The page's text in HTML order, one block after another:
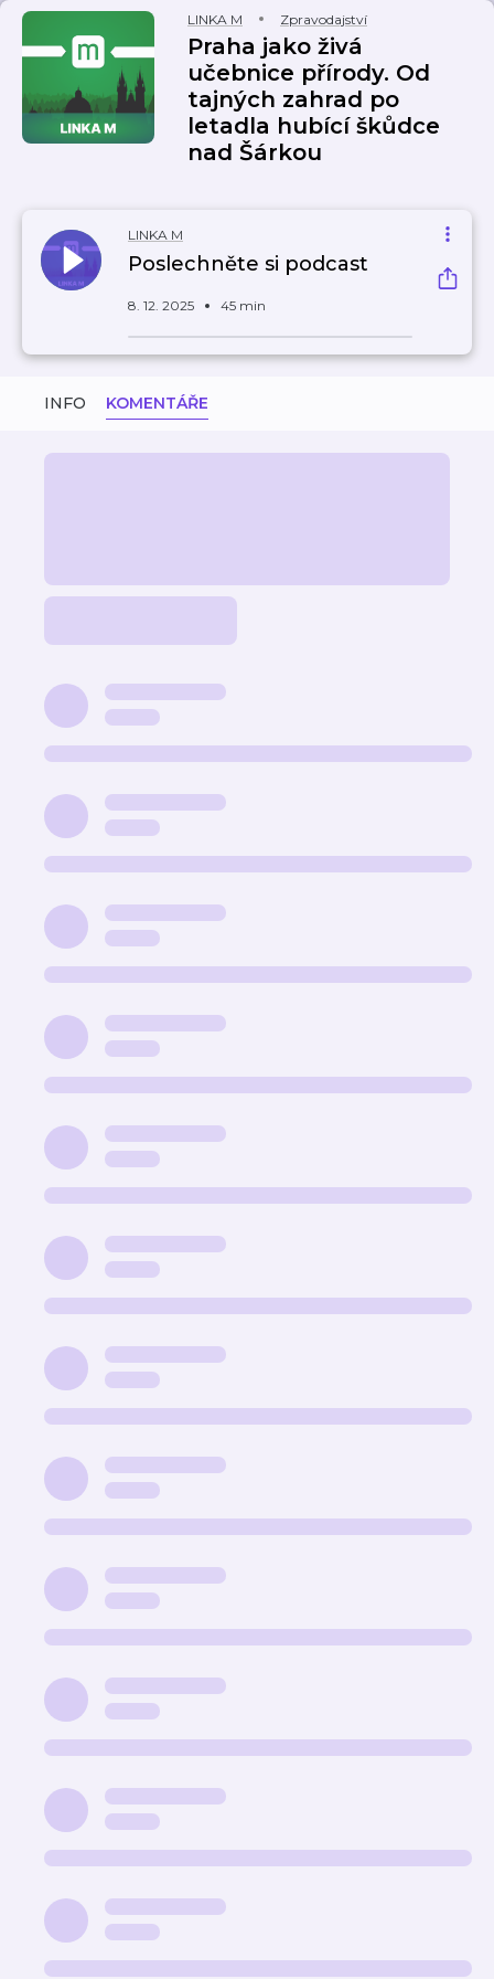
LINKA M Zpravodajství
Praha jako živá
učebnice přírody. Od
tajných zahrad po
letadla hubící škůdce
nad Šárkou
LINKA M
Poslechněte si podcast
8. 12. 2025 45 min
INFO KOMENTÁŘE